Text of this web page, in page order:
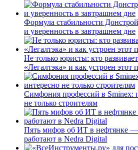
Формула стабильности
и уверенность в завтрашнем дне
Не только юристы: кто
«Легалтэка» и как устроен этот
Симфония профессий в Sminex:
не только строителям
Пять мифов об ИТ в нефтянке —
работают в Nedra Digital